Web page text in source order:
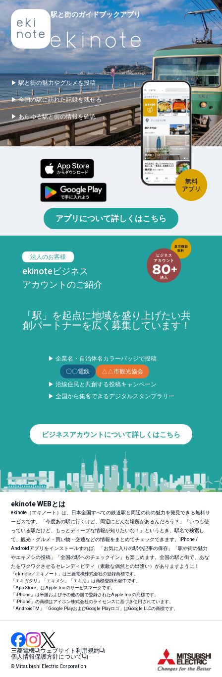
駅と街のガイドブックアプリ
▶ 駅と街の魅力やグルメを投稿
▶ 全国の駅に訪れた記録を残せる
▶ あらゆる駅と街の情報を確認
アプリについて詳しくはこちら
法人のお客様
ekinoteビジネス
アカウントのご紹介
「駅」を起点に地域を盛り上げたい共
創パートナーを広く募集しています！
▶ 企業名・自治体名カラーバッジで投稿
〇〇電鉄
△△市観光協会
▶ 沿線住民と共創する投稿キャンペーン
▶ 全国から集客できるデジタルスタンプラリー
ビジネスアカウントについて詳しくはこちら
ekinote WEBとは
ekinote（エキノート）は、日本全国すべての鉄道駅と周辺の街の魅力を発見できる無料サ
ービスです。「今度あの駅に行くけど、周辺にどんな場所があるんだろう？」「いつも使
っている駅だけど、もっとディープな情報が知りたいな！」というとき、駅名で検索し
て、観光・グルメ・買い物・交通などの情報をまとめてチェックできます。iPhone /
Androidアプリをインストールすれば、「お気に入りの駅や記事の保存」「駅や街の魅力
やエキメシの投稿」「全国の駅へのチェックイン」も楽しめます。全国の駅と街で、あな
たをワクワクさせるセレンディピティ（素敵な偶然との出逢い）がありますように！
「ekinote／エキノート」は三菱電機株式会社の登録商標です。
「エキガタリ」「エキメシ」「エキ活」は商標登録出願中です。
「App Store」はApple Inc.のサービスマークです。
「iPhone」は米国およびその他の国で登録されたApple Inc.の商標です。
「iPhone」の商標はアイホン株式会社のライセンスに基づき使用されています。
「AndroidTM 」「Google PlayおよびGoogle Playロゴ」はGoogle LLCの商標です。
三菱電機
ウェブサイト利用規約
個人情報保護方針について
© Mitsubishi Electric Corporation